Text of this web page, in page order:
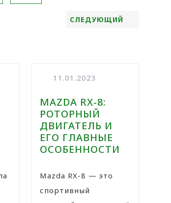
СЛЕДУЮЩИЙ
11.01.2023
MAZDA RX-8:
РОТОРНЫЙ
ДВИГАТЕЛЬ И
ЕГО ГЛАВНЫЕ
ОСОБЕННОСТИ
Mazda RX-8 — это
спортивный